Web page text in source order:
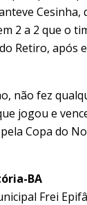
Cesinha,
2 a 2 que o
Retiro, após
não fez
jogou e
Copa do
BA
Frei